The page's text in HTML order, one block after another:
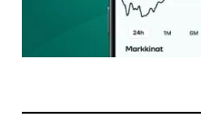
Sähköpostiosoitteesi
Tilaa